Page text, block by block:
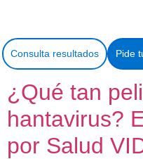
Consulta resultados Pide
¿Qué tan
hantavirus?
por Salud